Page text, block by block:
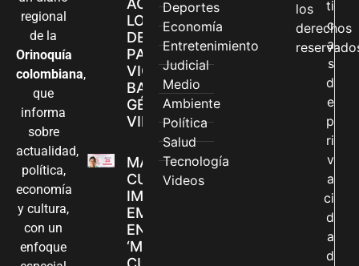
regional
de la
Orinoquía
colombiana,
que
informa
sobre
actualidad,
política,
economía
y cultura,
con un
enfoque
LOS CANALES
DE ATENCIÓN
PARA
VIOLENCIAS
BASADAS EN
GÉNERO EN
VILLAVICENCIO
MADRES
CUIDADORAS
IMPULSAN SUS
EMPRENDIMIENTOS
EN LA FERIA
‘MANOS QUE
Deportes
Economía
Entretenimiento
Judicial
Medio
Ambiente
Política
Salud
Tecnología
Videos
los
derechos
ti
c
a
s
d
e
p
ri
v
a
ci
d
a
d